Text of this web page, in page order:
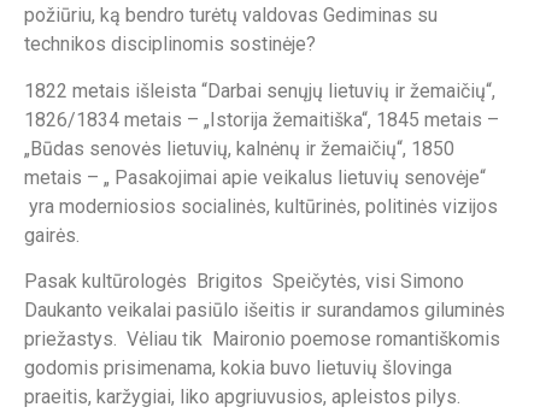
požiūriu, ką bendro turėtų valdovas Gediminas su
technikos disciplinomis sostinėje?
1822 metais išleista “Darbai senųjų lietuvių ir žemaičių“,
1826/1834 metais – „Istorija žemaitiška“, 1845 metais –
„Būdas senovės lietuvių, kalnėnų ir žemaičių“, 1850
metais – „ Pasakojimai apie veikalus lietuvių senovėje“
yra moderniosios socialinės, kultūrinės, politinės vizijos
gairės.
Pasak kultūrologės Brigitos Speičytės, visi Simono
Daukanto veikalai pasiūlo išeitis ir surandamos giluminės
priežastys. Vėliau tik Maironio poemose romantiškomis
godomis prisimenama, kokia buvo lietuvių šlovinga
praeitis, karžygiai, liko apgriuvusios, apleistos pilys.